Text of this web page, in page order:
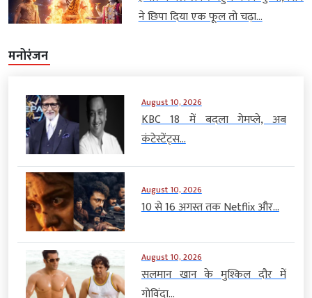
ने छिपा दिया एक फूल तो चढ़ा...
मनोरंजन
August 10, 2026
KBC 18 में बदला गेमप्ले, अब
कंटेस्टेंट्स...
August 10, 2026
10 से 16 अगस्त तक Netflix और...
August 10, 2026
सलमान खान के मुश्किल दौर में
गोविंदा...